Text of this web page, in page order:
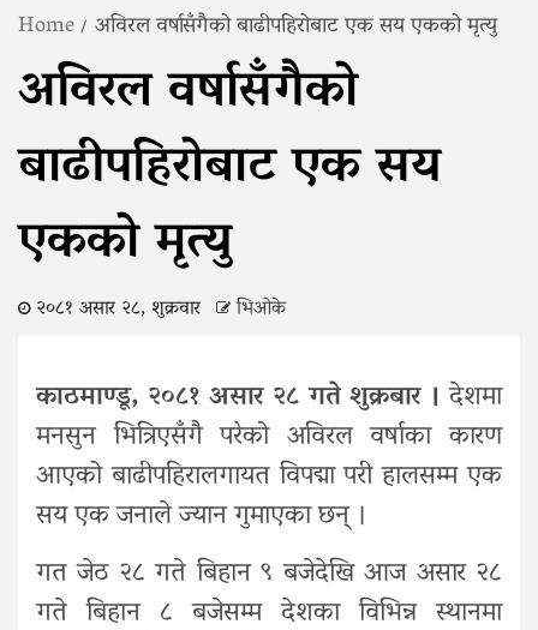
Home अविरल वर्षासँगैको बाढीपहिरोबाट एक सय एकको मृत्यु
अविरल वर्षासँगैको
बाढीपहिरोबाट एक सय
एकको मृत्यु
२०८१ असार २८, शुक्रवार भिओके
काठमाण्डू, २०८१ असार २८ गते शुक्रबार । देशमा
मनसुन भित्रिएसँगै परेको अविरल वर्षाका कारण
आएको बाढीपहिरालगायत विपद्मा परी हालसम्म एक
सय एक जनाले ज्यान गुमाएका छन् ।
गत जेठ २८ गते बिहान ९ बजेदेखि आज असार २८
गते बिहान ८ बजेसम्म देशका विभिन्न स्थानमा